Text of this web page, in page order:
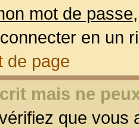
mot de passe
en un
de page
mais ne
que